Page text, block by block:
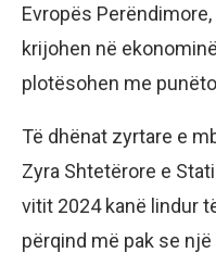
Evropës
krijohen në
plotësohen me
Të dhënat zyrtare e
Zyra Shtetërore e
vitit 2024 kanë lindur
përqind më pak se